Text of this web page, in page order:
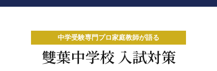
無料体験授業とは
中学受験専門プロ家庭教師が語る
雙葉中学校 入試対策